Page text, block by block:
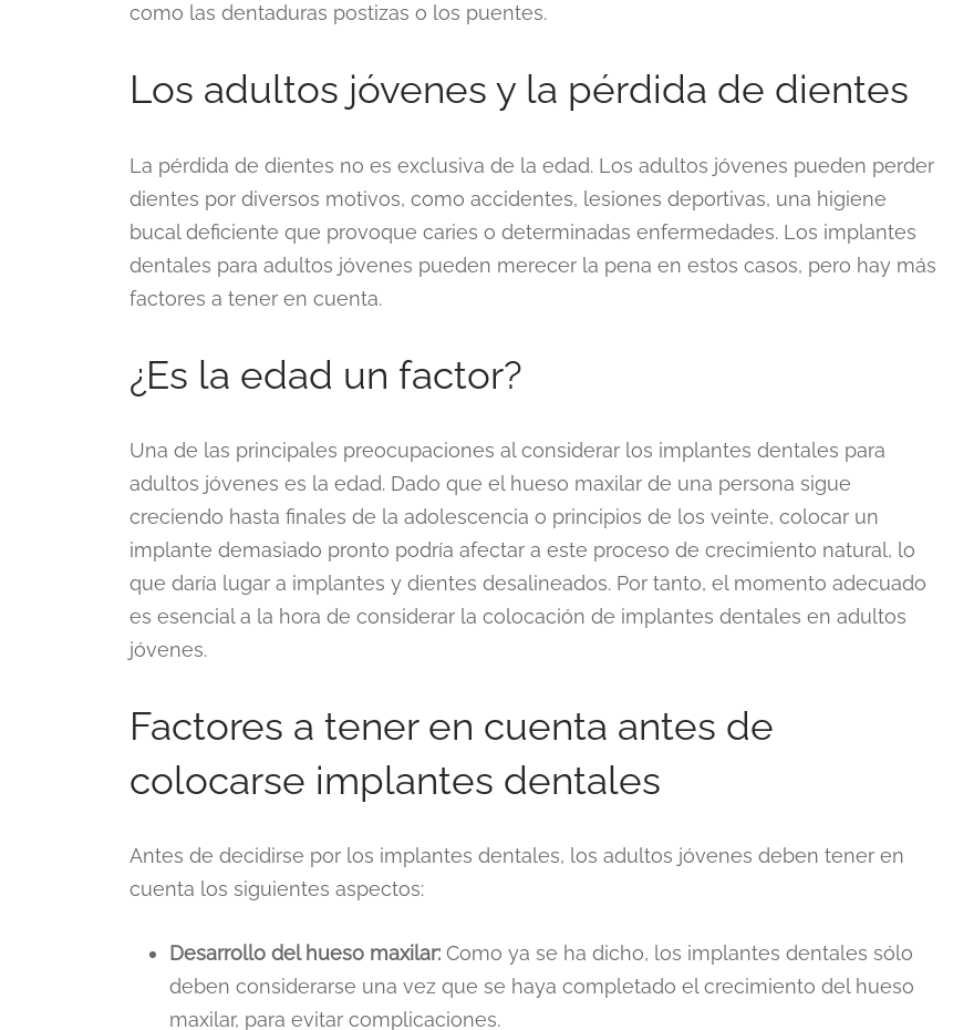
como las dentaduras postizas o los puentes.
Los adultos jóvenes y la pérdida de dientes
La pérdida de dientes no es exclusiva de la edad. Los adultos jóvenes pueden perder
dientes por diversos motivos, como accidentes, lesiones deportivas, una higiene
bucal deficiente que provoque caries o determinadas enfermedades. Los implantes
dentales para adultos jóvenes pueden merecer la pena en estos casos, pero hay más
factores a tener en cuenta.
¿Es la edad un factor?
Una de las principales preocupaciones al considerar los implantes dentales para
adultos jóvenes es la edad. Dado que el hueso maxilar de una persona sigue
creciendo hasta finales de la adolescencia o principios de los veinte, colocar un
implante demasiado pronto podría afectar a este proceso de crecimiento natural, lo
que daría lugar a implantes y dientes desalineados. Por tanto, el momento adecuado
es esencial a la hora de considerar la colocación de implantes dentales en adultos
jóvenes.
Factores a tener en cuenta antes de
colocarse implantes dentales
Antes de decidirse por los implantes dentales, los adultos jóvenes deben tener en
cuenta los siguientes aspectos:
Desarrollo del hueso maxilar:Como ya se ha dicho, los implantes dentales sólo
deben considerarse una vez que se haya completado el crecimiento del hueso
maxilar, para evitar complicaciones.